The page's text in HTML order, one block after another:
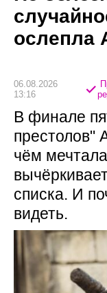
ослепла
06.08.2026
13:16
В финале
престолов"
чём
списка. И
видеть.